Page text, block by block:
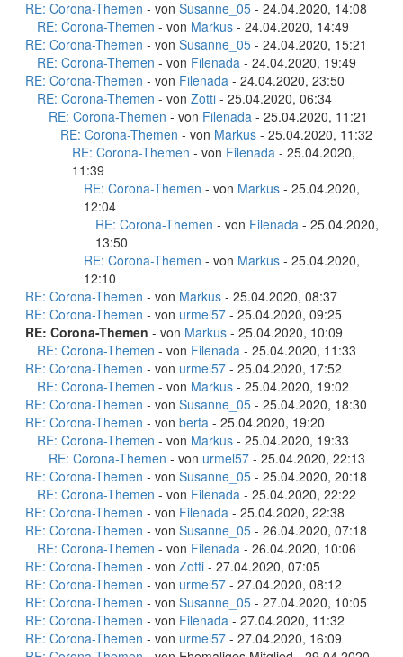
RE: Corona-Themen - von Susanne_05 - 24.04.2020, 14:08
RE: Corona-Themen - von Markus - 24.04.2020, 14:49
RE: Corona-Themen - von Susanne_05 - 24.04.2020, 15:21
RE: Corona-Themen - von Filenada - 24.04.2020, 19:49
RE: Corona-Themen - von Filenada - 24.04.2020, 23:50
RE: Corona-Themen - von Zotti - 25.04.2020, 06:34
RE: Corona-Themen - von Filenada - 25.04.2020, 11:21
RE: Corona-Themen - von Markus - 25.04.2020, 11:32
RE: Corona-Themen - von Filenada - 25.04.2020,
11:39
RE: Corona-Themen - von Markus - 25.04.2020,
12:04
RE: Corona-Themen - von Filenada - 25.04.2020,
13:50
RE: Corona-Themen - von Markus - 25.04.2020,
12:10
RE: Corona-Themen - von Markus - 25.04.2020, 08:37
RE: Corona-Themen - von urmel57 - 25.04.2020, 09:25
RE: Corona-Themen - von Markus - 25.04.2020, 10:09
RE: Corona-Themen - von Filenada - 25.04.2020, 11:33
RE: Corona-Themen - von urmel57 - 25.04.2020, 17:52
RE: Corona-Themen - von Markus - 25.04.2020, 19:02
RE: Corona-Themen - von Susanne_05 - 25.04.2020, 18:30
RE: Corona-Themen - von berta - 25.04.2020, 19:20
RE: Corona-Themen - von Markus - 25.04.2020, 19:33
RE: Corona-Themen - von urmel57 - 25.04.2020, 22:13
RE: Corona-Themen - von Susanne_05 - 25.04.2020, 20:18
RE: Corona-Themen - von Filenada - 25.04.2020, 22:22
RE: Corona-Themen - von Filenada - 25.04.2020, 22:38
RE: Corona-Themen - von Susanne_05 - 26.04.2020, 07:18
RE: Corona-Themen - von Filenada - 26.04.2020, 10:06
RE: Corona-Themen - von Zotti - 27.04.2020, 07:05
RE: Corona-Themen - von urmel57 - 27.04.2020, 08:12
RE: Corona-Themen - von Susanne_05 - 27.04.2020, 10:05
RE: Corona-Themen - von Filenada - 27.04.2020, 11:32
RE: Corona-Themen - von urmel57 - 27.04.2020, 16:09